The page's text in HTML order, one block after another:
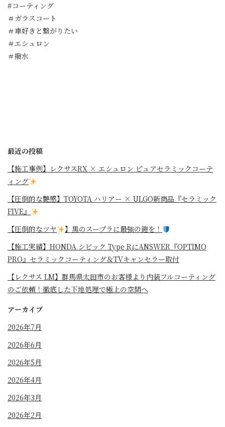
#コーティング
＃ガラスコート
＃車好きと繋がりたい
＃エシュロン
＃撥水
最近の投稿
【施工事例】レクサスRX × エシュロン ピュアセラミックコーテ
ィング
【圧倒的な艶感】TOYOTA ハリアー × ULGO新商品『セラミック
FIVE』
【圧倒的なツヤ
】黒のスープラに最強の鎧を！
⁡【施工実績】HONDA シビック Type RにANSWER『OPTIMO
PRO』セラミックコーティング＆TVキャンセラー取付
【レクサス LM】群馬県太田市のお客様より内装フルコーティング
のご依頼！徹底した下地処理で極上の空間へ
アーカイブ
2026年7月
2026年6月
2026年5月
2026年4月
2026年3月
2026年2月